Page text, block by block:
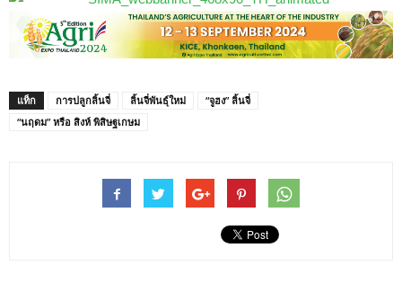
แท็ก การปลูกลิ้นจี่ ลิ้นจี่พันธุ์ใหม่
“จูฮง” ลิ้นจี่
“นฤดม” หรือ สิงห์ พิสิษฐเกษม